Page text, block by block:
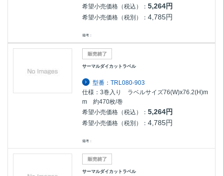
希望小売価格（税込）： 5,264円
希望小売価格（税別）： 4,785円
備考：
サーマルダイカットラベル
型番：TRL080-903
仕様：3巻入り ラベルサイズ76(W)x76.2(H)m
m 約470枚/巻
希望小売価格（税込）：5,264円
希望小売価格（税別）：4,785円
備考：
サーマルダイカットラベル